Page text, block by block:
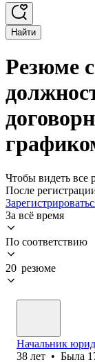
Найти
Резюме
Чтобы видеть все
После
За всё время
По соответствию
20 резюме
Начальник
38 лет • Была